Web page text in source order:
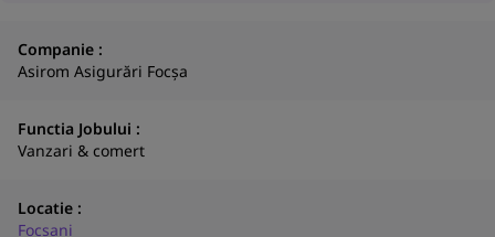
Companie :
Asirom Asigurări Focșa
Functia Jobului :
Vanzari & comert
Locatie :
Focsani